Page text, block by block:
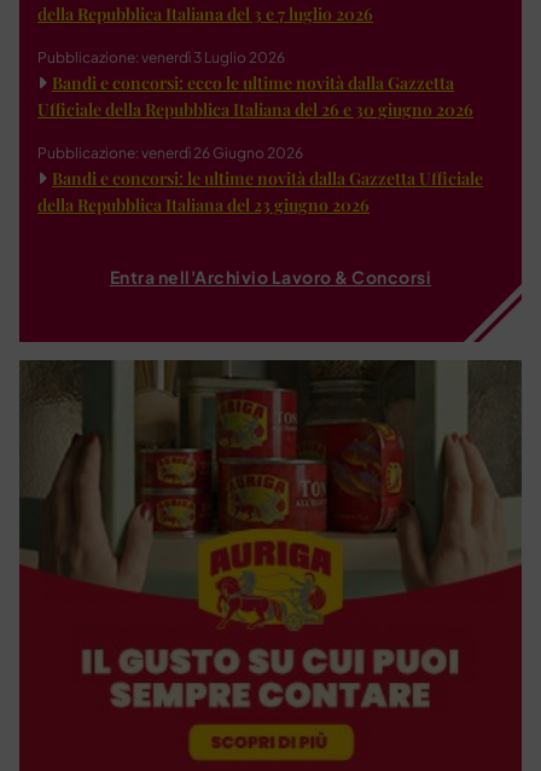
della Repubblica Italiana del 3 e 7 luglio 2026
Pubblicazione: venerdì 3 Luglio 2026
Bandi e concorsi: ecco le ultime novità dalla Gazzetta
Ufficiale della Repubblica Italiana del 26 e 30 giugno 2026
Pubblicazione: venerdì 26 Giugno 2026
Bandi e concorsi: le ultime novità dalla Gazzetta Ufficiale
della Repubblica Italiana del 23 giugno 2026
Entra nell'Archivio Lavoro & Concorsi